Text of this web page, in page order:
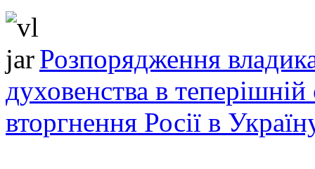
Розпорядження
духовенства в теперішній
вторгнення Росії в